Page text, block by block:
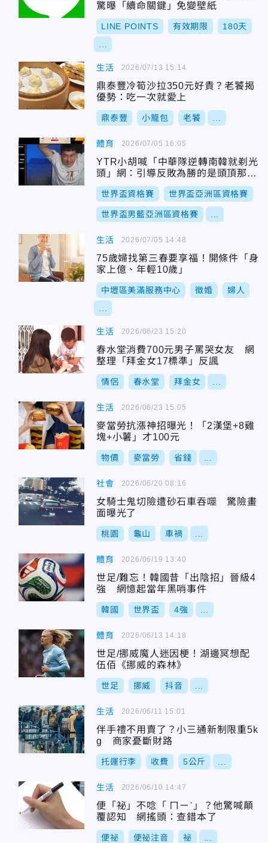
驚曝「續命關鍵」免變壁紙
LINE POINTS 有效期限 180天
生活
鼎泰豐冷筍沙拉350元好貴？老饕揭
優勢：吃一次就愛上
鼎泰豐 小籠包 老饕
2026/07/13 15:14
體育
YTR小胡喊「中華隊逆轉南韓就剃光
頭」網：引導反敗為勝的是頭頂那道
光
世界盃資格賽 世界盃亞洲區資格賽
世界盃男籃亞洲區資格賽
2026/07/05 16:05
生活
75歲婦找第三春要享福！開條件「身
家上億、年輕10歲」
中壢區美滿服務中心 徵婚 婦人
2026/07/05 14:48
生活
春水堂消費700元男子罵哭女友 網
整理「拜金女17標準」反諷
情侶 春水堂 拜金女
2026/06/23 15:20
生活
麥當勞抗漲神招曝光！「2漢堡+8雞
塊+小薯」才100元
物價 麥當勞 省錢
2026/06/23 15:05
社會
女騎士鬼切險遭砂石車吞噬 驚險畫
面曝光了
桃園 龜山 車禍
2026/06/20 08:16
體育
世足/難忘！韓國昔「出陰招」晉級4
強 網憶起當年黑哨事件
韓國 世界盃 4強
2026/06/19 13:40
體育
世足/挪威魔人迷因梗！湖邊冥想配
伍佰《挪威的森林》
世足 挪威 抖音
2026/06/13 14:18
生活
伴手禮不用賣了？小三通新制限重5k
g 商家憂斷財路
托運行李 收費 5公斤
2026/06/11 15:01
生活
便「祕」不唸「 ㄇㄧˋ」？他驚喊顛
覆認知 網搖頭：查錯本了
便祕 便祕注音 祕
2026/06/10 14:47